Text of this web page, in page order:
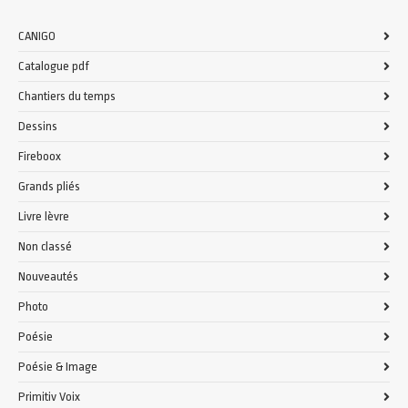
CANIGO
Catalogue pdf
Chantiers du temps
Dessins
Fireboox
Grands pliés
Livre lèvre
Non classé
Nouveautés
Photo
Poésie
Poésie & Image
Primitiv Voix